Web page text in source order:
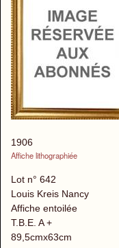
1906
Affiche lithographiée
Lot n° 642
Louis Kreis Nancy
Affiche entoilée
T.B.E. A +
89,5cmx63cm